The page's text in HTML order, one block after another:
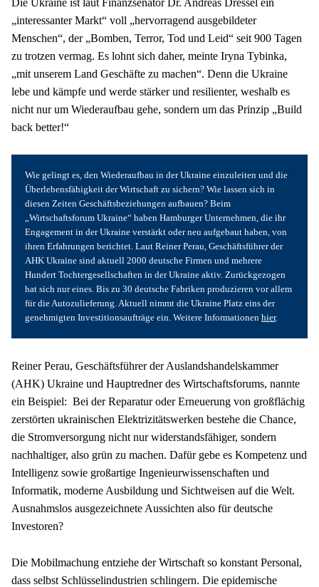
Die Ukraine ist laut Finanzsenator Dr. Andreas Dressel ein
„interessanter Markt“ voll „hervorragend ausgebildeter
Menschen“, der „Bomben, Terror, Tod und Leid“ seit 900 Tagen
zu trotzen vermag. Es lohnt sich daher, meinte Iryna Tybinka,
„mit unserem Land Geschäfte zu machen“. Denn die Ukraine
lebe und kämpfe und werde stärker und resilienter, weshalb es
nicht nur um Wiederaufbau gehe, sondern um das Prinzip „Build
back better!“
Wie gelingt es, den Wiederaufbau in der Ukraine einzuleiten und die
Überlebensfähigkeit der Wirtschaft zu sichern? Wie lassen sich in
diesen Zeiten Geschäftsbeziehungen aufbauen? Beim
„Wirtschaftsforum Ukraine“ haben Hamburger Unternehmen, die ihr
Engagement in der Ukraine verstärkt oder neu aufgebaut haben, von
ihren Erfahrungen berichtet. Laut Reiner Perau, Geschäftsführer der
AHK Ukraine sind aktuell 2000 deutsche Firmen und mehrere
Hundert Tochtergesellschaften in der Ukraine aktiv. Zurückgezogen
hat sich nur eines. Bis zu 30 deutsche Fabriken produzieren vor allem
für die Autozulieferung. Aktuell nimmt die Ukraine Platz eins der
genehmigten Investitionsaufträge ein. Weitere Informationen hier.
Reiner Perau, Geschäftsführer der Auslandshandelskammer
(AHK) Ukraine und Hauptredner des Wirtschaftsforums, nannte
ein Beispiel:  Bei der Reparatur oder Erneuerung von großflächig
zerstörten ukrainischen Elektrizitätswerken bestehe die Chance,
die Stromversorgung nicht nur widerstandsfähiger, sondern
nachhaltiger, also grün zu machen. Dafür gebe es Kompetenz und
Intelligenz sowie großartige Ingenieurwissenschaften und
Informatik, moderne Ausbildung und Sichtweisen auf die Welt.
Ausnahmslos ausgezeichnete Aussichten also für deutsche
Investoren?
Die Mobilmachung entziehe der Wirtschaft so konstant Personal,
dass selbst Schlüsselindustrien schlingern. Die epidemische